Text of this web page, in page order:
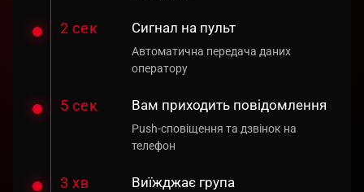
2 сек Сигнал на пульт
Автоматична передача даних
оператору
5 сек Вам приходить повідомлення
Push-сповіщення та дзвінок на
телефон
3 хв Виїжджає група